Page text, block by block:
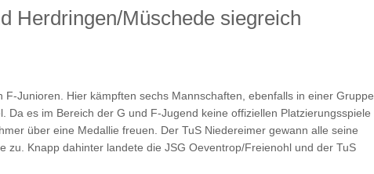
Herdringen/Müschede siegreich
Junioren. Hier kämpften sechs Mannschaften, ebenfalls in einer Gruppe,
Da es im Bereich der G und F-Jugend keine offiziellen Platzierungsspiele
über eine Medallie freuen. Der TuS Niedereimer gewann alle seine
zu. Knapp dahinter landete die JSG Oeventrop/Freienohl und der TuS